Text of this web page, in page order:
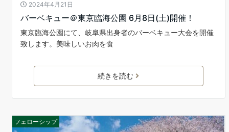
2024年4月21日
バーベキュー＠東京臨海公園 6月8日(土)開催！
東京臨海公園にて、岐阜県出身者のバーベキュー大会を開催
致します。美味しいお肉を食
続きを読む
フェローシップ